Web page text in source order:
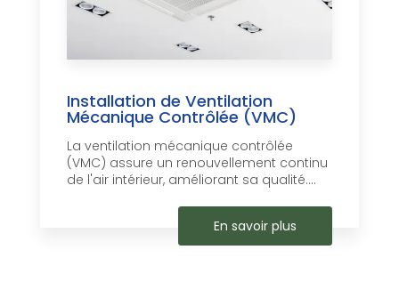
Installation de Ventilation
Mécanique Contrôlée (VMC)
La ventilation mécanique contrôlée
(VMC) assure un renouvellement continu
de l'air intérieur, améliorant sa qualité....
En savoir plus